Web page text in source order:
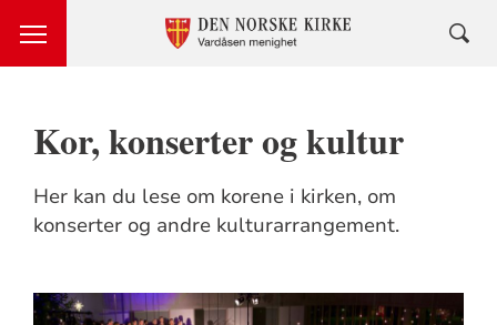
Kor, konserter og kultur
Her kan du lese om korene i kirken, om
konserter og andre kulturarrangement.